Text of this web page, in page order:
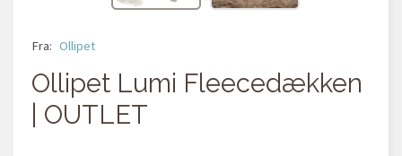
Fra: Ollipet
Ollipet Lumi Fleecedækken
| OUTLET